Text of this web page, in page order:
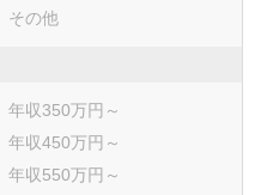
その他
年収350万円～
年収450万円～
年収550万円～